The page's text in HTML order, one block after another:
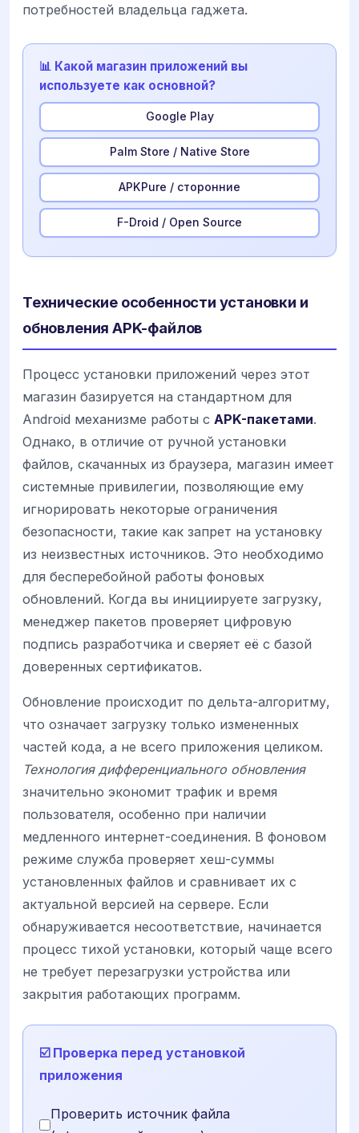
потребностей владельца гаджета.
📊 Какой магазин приложений вы
используете как основной?
Google Play
Palm Store / Native Store
APKPure / сторонние
F-Droid / Open Source
Технические особенности установки и
обновления APK-файлов
Процесс установки приложений через этот
магазин базируется на стандартном для
Android механизме работы с APK-пакетами.
Однако, в отличие от ручной установки
файлов, скачанных из браузера, магазин имеет
системные привилегии, позволяющие ему
игнорировать некоторые ограничения
безопасности, такие как запрет на установку
из неизвестных источников. Это необходимо
для бесперебойной работы фоновых
обновлений. Когда вы инициируете загрузку,
менеджер пакетов проверяет цифровую
подпись разработчика и сверяет её с базой
доверенных сертификатов.
Обновление происходит по дельта-алгоритму,
что означает загрузку только измененных
частей кода, а не всего приложения целиком.
Технология дифференциального обновления
значительно экономит трафик и время
пользователя, особенно при наличии
медленного интернет-соединения. В фоновом
режиме служба проверяет хеш-суммы
установленных файлов и сравнивает их с
актуальной версией на сервере. Если
обнаруживается несоответствие, начинается
процесс тихой установки, который чаще всего
не требует перезагрузки устройства или
закрытия работающих программ.
☑️ Проверка перед установкой
приложения
Проверить источник файла